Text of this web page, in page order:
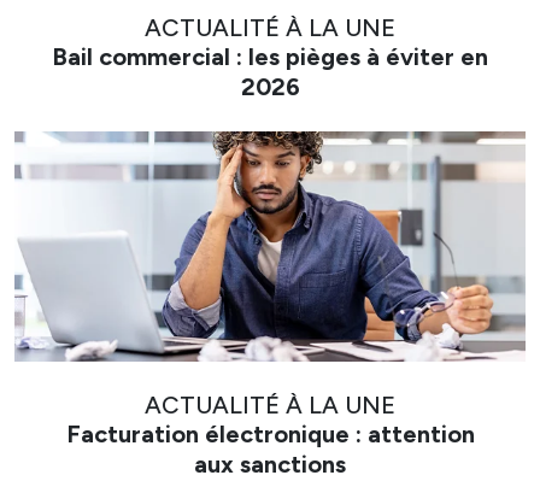
ACTUALITÉ À LA UNE
Bail commercial : les pièges à éviter en
2026
ACTUALITÉ À LA UNE
Facturation électronique : attention
aux sanctions